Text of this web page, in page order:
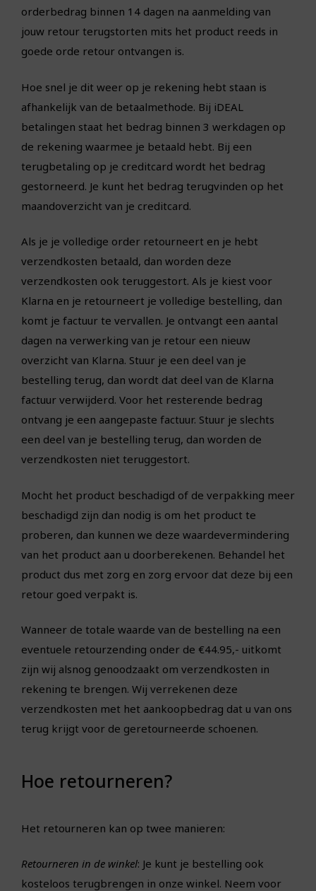
orderbedrag binnen 14 dagen na aanmelding van
jouw retour terugstorten mits het product reeds in
goede orde retour ontvangen is.
Hoe snel je dit weer op je rekening hebt staan is
afhankelijk van de betaalmethode. Bij iDEAL
betalingen staat het bedrag binnen 3 werkdagen op
de rekening waarmee je betaald hebt. Bij een
terugbetaling op je creditcard wordt het bedrag
gestorneerd. Je kunt het bedrag terugvinden op het
maandoverzicht van je creditcard.
Als je je volledige order retourneert en je hebt
verzendkosten betaald, dan worden deze
verzendkosten ook teruggestort. Als je kiest voor
Klarna en je retourneert je volledige bestelling, dan
komt je factuur te vervallen. Je ontvangt een aantal
dagen na verwerking van je retour een nieuw
overzicht van Klarna. Stuur je een deel van je
bestelling terug, dan wordt dat deel van de Klarna
factuur verwijderd. Voor het resterende bedrag
ontvang je een aangepaste factuur. Stuur je slechts
een deel van je bestelling terug, dan worden de
verzendkosten niet teruggestort.
Mocht het product beschadigd of de verpakking meer
beschadigd zijn dan nodig is om het product te
proberen, dan kunnen we deze waardevermindering
van het product aan u doorberekenen. Behandel het
product dus met zorg en zorg ervoor dat deze bij een
retour goed verpakt is.
Wanneer de totale waarde van de bestelling na een
eventuele retourzending onder de €44.95,- uitkomt
zijn wij alsnog genoodzaakt om verzendkosten in
rekening te brengen. Wij verrekenen deze
verzendkosten met het aankoopbedrag dat u van ons
terug krijgt voor de geretourneerde schoenen.
Hoe retourneren?
Het retourneren kan op twee manieren:
Retourneren in de winkel: Je kunt je bestelling ook
kosteloos terugbrengen in onze winkel. Neem voor